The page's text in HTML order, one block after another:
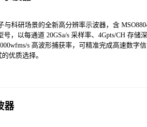
与科研场景的全新高分辨率示波器，含
号，以每通道 20GSa/s 采样率、4Gpts/CH 存储
s 高波形捕获率，可精准完成高速数字
优质选择。
器